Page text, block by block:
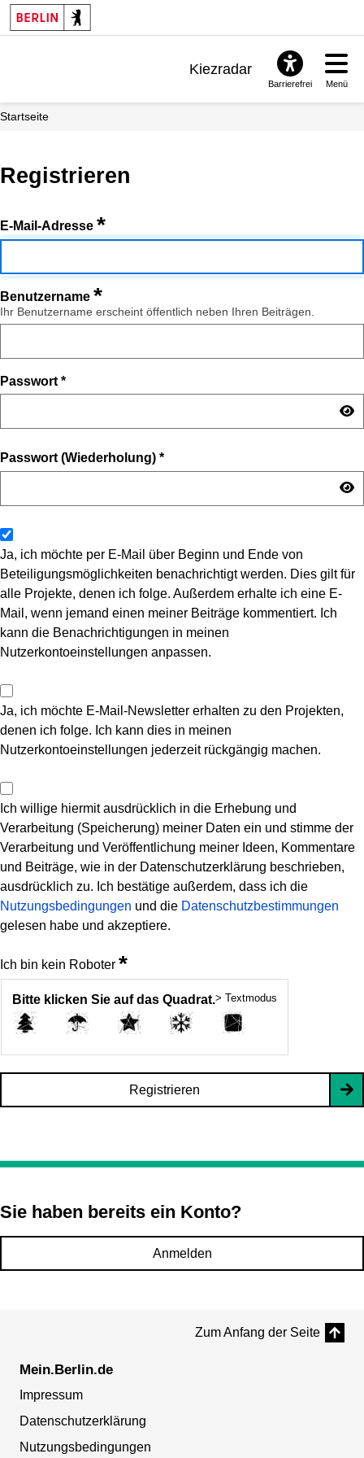
Kiezradar
Barrierefrei Menü
Startseite
Registrieren
E-Mail-Adresse *
Benutzername *
Ihr Benutzername erscheint öffentlich neben Ihren Beiträgen.
Passwort *
Passwort (Wiederholung) *
Ja, ich möchte per E-Mail über Beginn und Ende von
Beteiligungsmöglichkeiten benachrichtigt werden. Dies gilt für
alle Projekte, denen ich folge. Außerdem erhalte ich eine E-
Mail, wenn jemand einen meiner Beiträge kommentiert. Ich
kann die Benachrichtigungen in meinen
Nutzerkontoeinstellungen anpassen.
Ja, ich möchte E-Mail-Newsletter erhalten zu den Projekten,
denen ich folge. Ich kann dies in meinen
Nutzerkontoeinstellungen jederzeit rückgängig machen.
Ich willige hiermit ausdrücklich in die Erhebung und
Verarbeitung (Speicherung) meiner Daten ein und stimme der
Verarbeitung und Veröffentlichung meiner Ideen, Kommentare
und Beiträge, wie in der Datenschutzerklärung beschrieben,
ausdrücklich zu. Ich bestätige außerdem, dass ich die
Nutzungsbedingungen und die Datenschutzbestimmungen
gelesen habe und akzeptiere.
Ich bin kein Roboter *
Bitte klicken Sie auf das Quadrat.> Textmodus
Registrieren
Sie haben bereits ein Konto?
Anmelden
Zum Anfang der Seite
Mein.Berlin.de
Impressum
Datenschutzerklärung
Nutzungsbedingungen